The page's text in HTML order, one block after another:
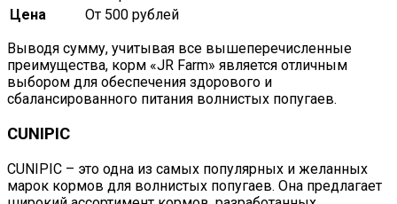
Цена
От 500 рублей
Выводя сумму, учитывая все вышеперечисленные
преимущества, корм «JR Farm» является отличным
выбором для обеспечения здорового и
сбалансированного питания волнистых попугаев.
CUNIPIC
CUNIPIC – это одна из самых популярных и желанных
марок кормов для волнистых попугаев. Она предлагает